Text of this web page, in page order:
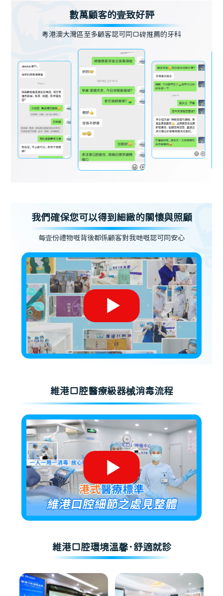
數萬顧客的壹致好評
粵港澳大灣區至多顧客認可同口碑推薦的牙科
我們確保您可以得到細緻的關懷與照顧
每壹份禮物嘅背後都係顧客對我哋嘅認可同安心
維港口腔醫療級器械消毒流程
維港口腔環境溫馨·舒適就診